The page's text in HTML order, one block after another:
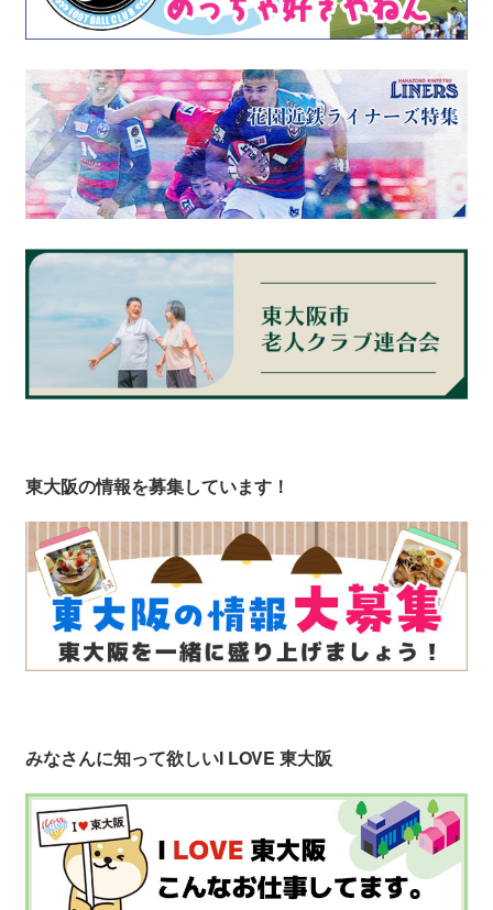
東大阪の情報を募集しています！
みなさんに知って欲しいI LOVE 東大阪